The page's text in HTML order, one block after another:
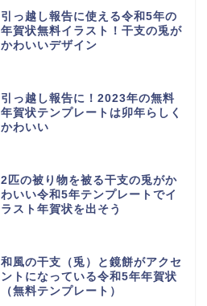
引っ越し報告に使える令和5年の
年賀状無料イラスト！干支の兎が
かわいいデザイン
引っ越し報告に！2023年の無料
年賀状テンプレートは卯年らしく
かわいい
2匹の被り物を被る干支の兎がか
わいい令和5年テンプレートでイ
ラスト年賀状を出そう
和風の干支（兎）と鏡餅がアクセ
ントになっている令和5年年賀状
（無料テンプレート）